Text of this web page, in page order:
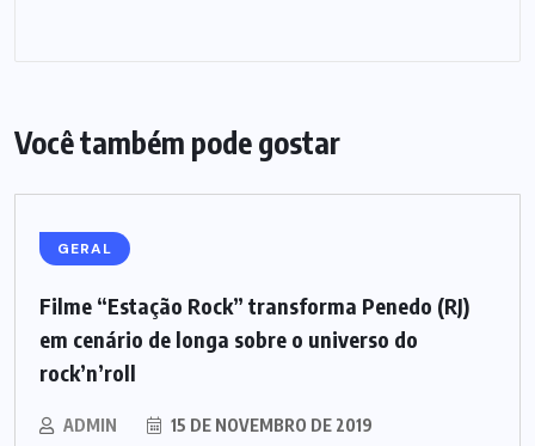
Você também pode gostar
GERAL
Filme “Estação Rock” transforma Penedo (RJ)
em cenário de longa sobre o universo do
rock’n’roll
ADMIN 15 DE NOVEMBRO DE 2019